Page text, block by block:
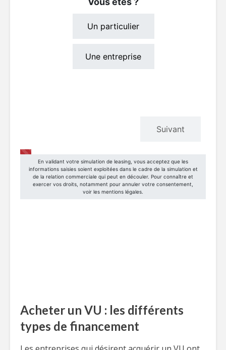
Acheter un VU : les différents
types de financement